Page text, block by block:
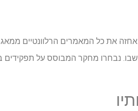
נבחרו מחקר המבוסס על תפקידים